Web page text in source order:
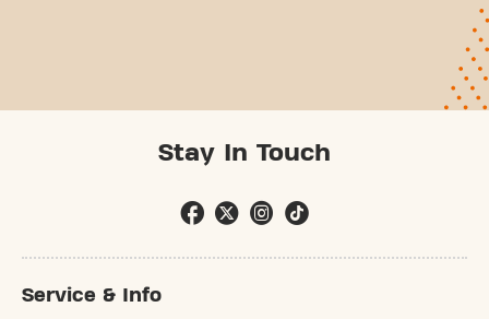
Stay In Touch
Service & Info